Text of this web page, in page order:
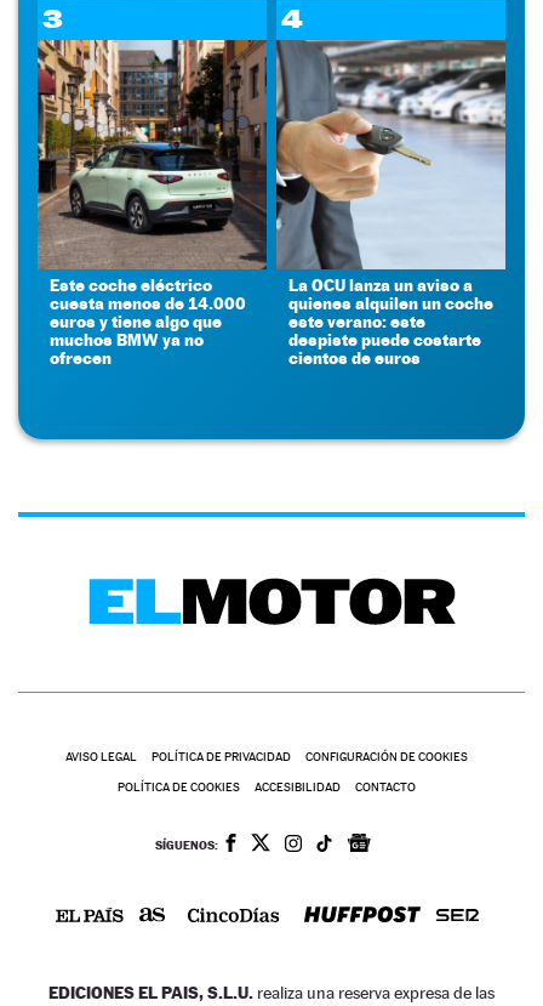
3
Este coche eléctrico
cuesta menos de 14.000
euros y tiene algo que
muchos BMW ya no
ofrecen
4
La OCU lanza un aviso a
quienes alquilen un coche
este verano: este
despiste puede costarte
cientos de euros
AVISO LEGAL POLÍTICA DE PRIVACIDAD CONFIGURACIÓN DE COOKIES
POLÍTICA DE COOKIES ACCESIBILIDAD CONTACTO
SÍGUENOS:
EDICIONES EL PAIS, S.L.U. realiza una reserva expresa de las